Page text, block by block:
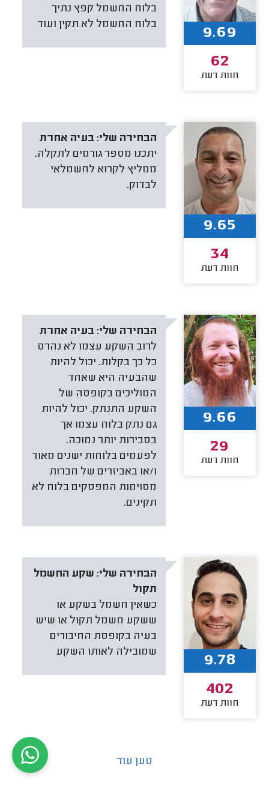
בלוח החשמל קפץ נתיך
בלוח החשמל לא תקין ועוד
9.69
62
חוות דעת
הבחירה שלי: בעיה אחרת
יתכנו מספר גורמים לתקלה.
ממליץ לקרוא לחשמלאי
לבדוק.
9.65
34
חוות דעת
הבחירה שלי: בעיה אחרת
לרוב השקע עצמו לא נהרס
כל כך בקלות. יכול להיות
שהבעיה היא שאחד
המוליכים בקופסה של
השקע התנתק. יכול להיות
גם נתק בלוח עצמו אך
בסבירות יותר נמוכה.
לפעמים בלוחות ישנים מאוד
ו/או באביזרים של חברות
מסוימות המפסקים בלוח לא
תקינים.
9.66
29
חוות דעת
הבחירה שלי: שקע החשמל
תקול
כשאין חשמל בשקע או
ששקע חשמל תקול או שיש
בעיה בקופסת החיבורים
שמובילה לאותו השקע
9.78
402
חוות דעת
טען עוד